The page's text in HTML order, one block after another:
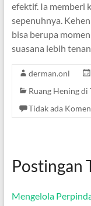
efektif. Ia memberi
sepenuhnya.
bisa berupa
suasana lebih
derman.onl
Ruang Hening di
Tidak ada
Postingan
Mengelola